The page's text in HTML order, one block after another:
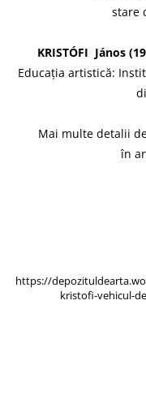
stare
KRISTÓFI János
Educația artistică:
Mai multe detalii
în
https://
kristofi-vehicul-